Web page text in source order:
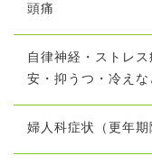
頭痛
自律神経・ストレ
安・抑うつ・冷えな
婦人科症状（更年期